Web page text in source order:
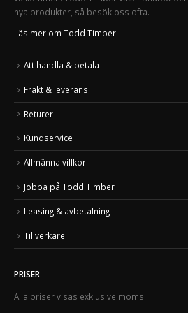
nya produkter, så besök oss ofta.
Läs mer om Todd Timber
Att handla & betala
Frakt & leverans
Returer
Kundservice
Allmänna villkor
Jobba på Todd Timber
Leasing & avbetalning
Tillverkare
PRISER
Alla priser visas exklusive moms.